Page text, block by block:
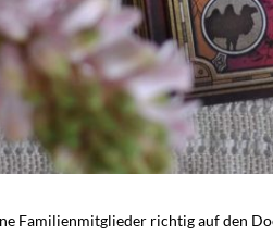
Familienmitglieder richtig auf den